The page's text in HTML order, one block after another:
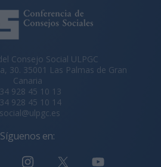
Consejo Social ULPGC
30. 35001 Las Palmas de Gran
Canaria
928 45 10 13
928 45 10 14
Síguenos en: